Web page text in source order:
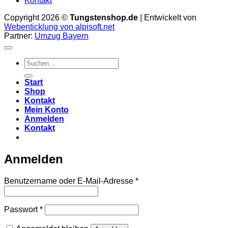
Copyright 2026 © Tungstenshop.de | Entwickelt von
Webenticklung von alpisoft.net
Partner: Umzug Bayern
Suche
nach:
Start
Shop
Kontakt
Mein Konto
Anmelden
Kontakt
Anmelden
Benutzername oder E-Mail-Adresse *Erforderlich
Passwort*Erforderlich